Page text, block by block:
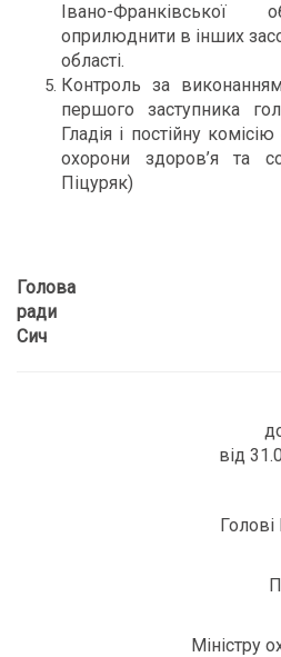
Івано-
оприлюднити в інших
області.
Контроль за
першого заступника
Гладія і постійну
охорони здоров’я та
Піцуряк)
Голова
ради
Сич
від
Міністру